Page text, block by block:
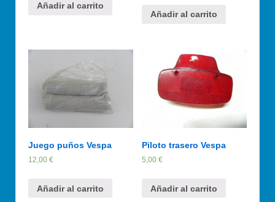
Añadir al carrito
Añadir al carrito
Juego puños Vespa
12,00 €
Añadir al carrito
Piloto trasero Vespa
5,00€
Añadir al carrito